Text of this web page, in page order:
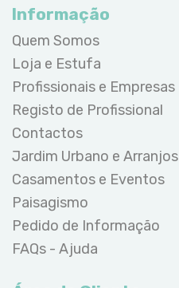
Informação
Quem Somos
Loja e Estufa
Profissionais e Empresas
Registo de Profissional
Contactos
Jardim Urbano e Arranjos
Casamentos e Eventos
Paisagismo
Pedido de Informação
FAQs - Ajuda